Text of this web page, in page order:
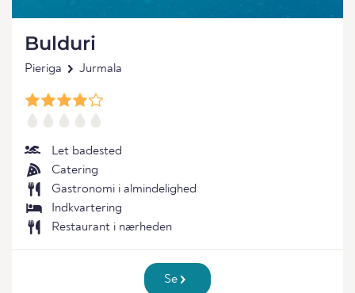
Bulduri
Pieriga Jurmala
Let badested
Catering
Gastronomi i almindelighed
Indkvartering
Restaurant i nærheden
Se